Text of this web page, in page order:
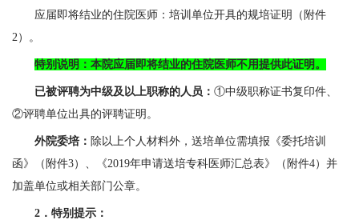
应届即将结业的住院医师：培训单位开具的规培证明（附件
2 ）。
特别说明：本院应届即将结业的住院医师不用提供此证明。
已被评聘为中级及以上职称的人员： ①中级职称证书复印件、
②评聘单位出具的评聘证明。
外院委培： 除以上个人材料外，送培单位需填报《委托培训
函》（附件3）、《2019年申请送培专科医师汇总表》（附件4）并
加盖单位或相关部门公章。
2． 特别提示：